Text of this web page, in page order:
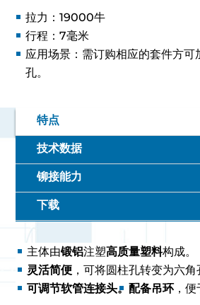
拉力：19000牛
行程：7毫米
应用场景：需订购相应的套件方
孔。
特点
技术数据
铆接能力
下载
主体由锻铝注塑高质量塑料构成。
灵活简便 ，可将圆柱孔转变为六角
可调节软管连接头。配备吊环，便